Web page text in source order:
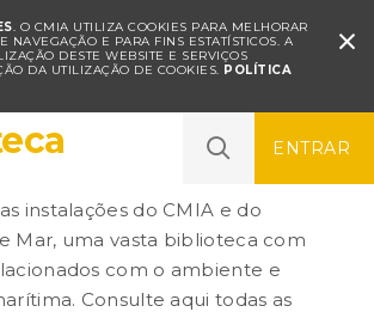
. O CMIA UTILIZA COOKIES PARA MELHORAR
NAVEGAÇÃO E PARA FINS ESTATÍSTICOS. A
DESTE WEBSITE E SERVIÇOS
DA UTILIZAÇÃO DE COOKIES. POLÍTICA

ENTRAR
instalações do CMIA e do
Mar, uma vasta biblioteca com
com o ambiente e
Consulte aqui todas as